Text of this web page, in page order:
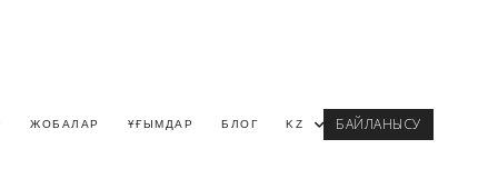
ЖОБАЛАР ҰҒЫМДАР БЛОГ KZ БАЙЛАНЫСУ